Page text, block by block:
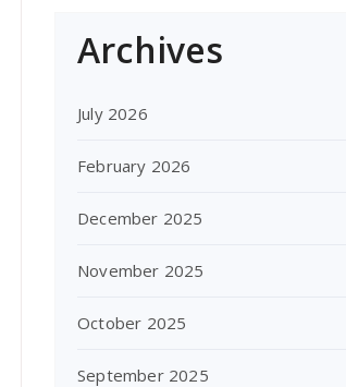
Archives
July 2026
February 2026
December 2025
November 2025
October 2025
September 2025